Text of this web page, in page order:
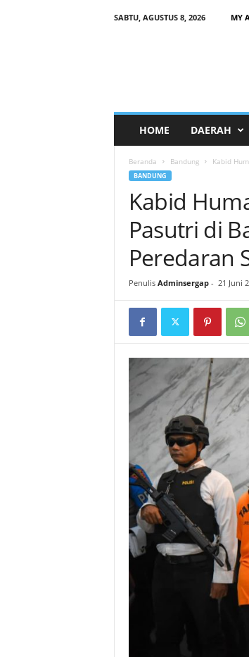
SABTU, AGUSTUS 8, 2026 MY
HOME DAERAH
Beranda Bandung Kabid
BANDUNG
Kabid
Pasutri di
Peredaran
Penulis Adminsergap- 21 Juni